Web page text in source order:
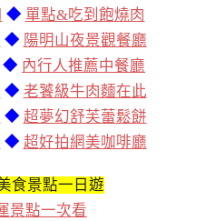
◆ 單點&吃到飽燒肉
◆ 陽明山夜景觀餐廳
◆ 內行人推薦中餐廳
◆ 老饕級牛肉麵在此
◆ 超夢幻舒芙蕾鬆餅
◆ 超好拍網美咖啡廳
食景點一日遊
景點一次看